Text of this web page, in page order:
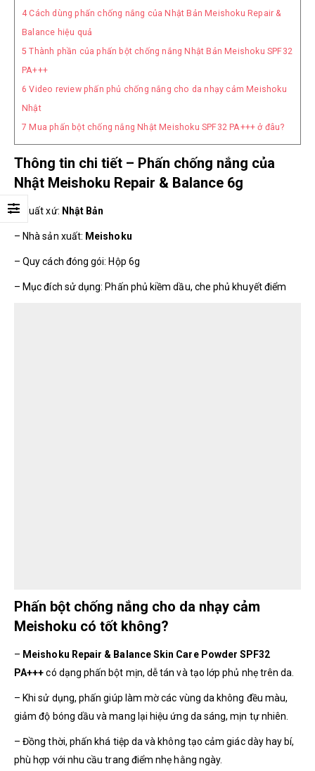
4Cách dùng phấn chống nắng của Nhật Bản Meishoku Repair &
Balance hiệu quả
5 Thành phần của phấn bột chống nắng Nhật Bản Meishoku SPF32
PA+++
6 Video review phấn phủ chống nắng cho da nhạy cảm Meishoku
Nhật
7 Mua phấn bột chống nắng Nhật Meishoku SPF32 PA+++ ở đâu?
Thông tin chi tiết – Phấn chống nắng của
Nhật Meishoku Repair & Balance 6g
– Xuất xứ: Nhật Bản
– Nhà sản xuất: Meishoku
– Quy cách đóng gói: Hộp 6g
– Mục đích sử dụng: Phấn phủ kiềm dầu, che phủ khuyết điểm
Phấn bột chống nắng cho da nhạy cảm
Meishoku có tốt không?
– Meishoku Repair & Balance Skin Care Powder SPF32
PA+++ có dạng phấn bột mịn, dễ tán và tạo lớp phủ nhẹ trên da.
– Khi sử dụng, phấn giúp làm mờ các vùng da không đều màu,
giảm độ bóng dầu và mang lại hiệu ứng da sáng, mịn tự nhiên.
– Đồng thời, phấn khá tiệp da và không tạo cảm giác dày hay bí,
phù hợp với nhu cầu trang điểm nhẹ hằng ngày.